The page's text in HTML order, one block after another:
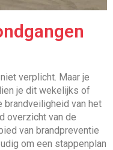
verplicht. Maar je
je dit wekelijks of
brandveiligheid van het
overzicht van de
van brandpreventie
om een stappenplan